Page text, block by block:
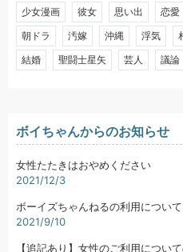
少女漫画
彼女 思い出 恋愛
朝ドラ
汚嫁 沖縄 浮気
結婚
聖闘士星矢 芸人 議論
ボイちゃんからのお知らせ
女性たたきはおやめください
2021/12/3
ボーイズちゃんねるの利用について
2021/9/10
【追記あり】女性のご利用につい